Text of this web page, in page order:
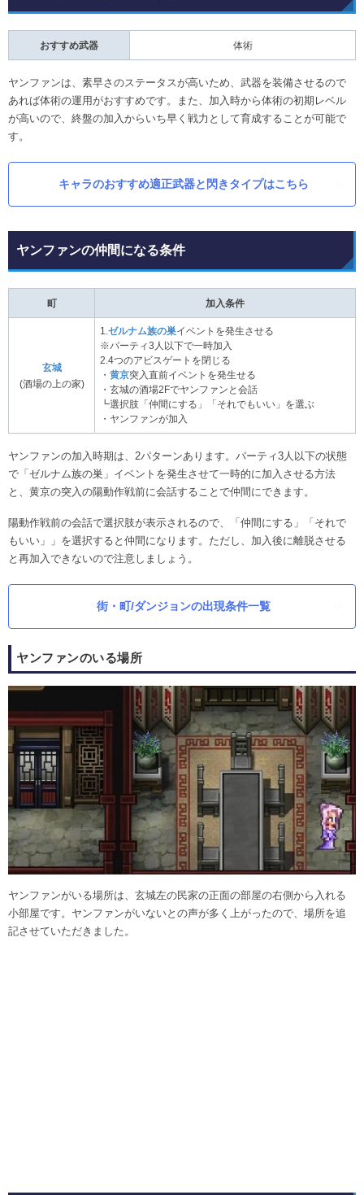
おすすめ武器 体術
ヤンファンは、素早さのステータスが高いため、武器を装備させるので
あれば体術の運用がおすすめです。また、加入時から体術の初期レベル
が高いので、終盤の加入からいち早く戦力として育成することが可能で
す。
キャラのおすすめ適正武器と閃きタイプはこちら
ヤンファンの仲間になる条件
町 加入条件
玄城
(酒場の上の家)
1. ゼルナム族の巣イベントを発生させる
※パーティ3人以下で一時加入
2.4つのアビスゲートを閉じる
・ 黄京突入直前イベントを発生せる
・玄城の酒場2Fでヤンファンと会話
┗選択肢「仲間にする」「それでもいい」を選ぶ
・ヤンファンが加入
ヤンファンの加入時期は、2パターンあります。パーティ3人以下の状態
で「ゼルナム族の巣」イベントを発生させて一時的に加入させる方法
と、黄京の突入の陽動作戦前に会話することで仲間にできます。
陽動作戦前の会話で選択肢が表示されるので、「仲間にする」「それで
もいい」」を選択すると仲間になります。ただし、加入後に離脱させる
と再加入できないので注意しましょう。
街・町/ダンジョンの出現条件一覧
ヤンファンのいる場所
ヤンファンがいる場所は、玄城左の民家の正面の部屋の右側から入れる
小部屋です。ヤンファンがいないとの声が多く上がったので、場所を追
記させていただきました。